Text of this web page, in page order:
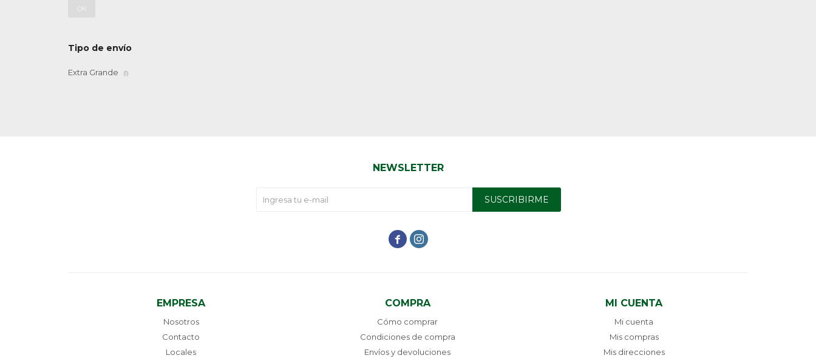
OK
Tipo de envío
Extra Grande (1)
EMPRESA
Nosotros
Contacto
Locales
COMPRA
Cómo comprar
Condiciones de compra
Envíos y devoluciones
MI CUENTA
Mi cuenta
Mis compras
Mis direcciones
NEWSLETTER
SUSCRIBIRME
 